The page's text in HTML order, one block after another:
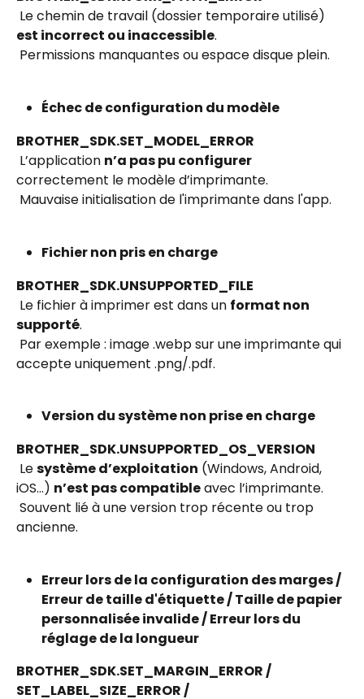
Le chemin de travail (dossier temporaire utilisé)
est incorrect ou inaccessible.
Permissions manquantes ou espace disque plein.
Échec de configuration du modèle
BROTHER_SDK.SET_MODEL_ERROR
L’application n’a pas pu configurer
correctement le modèle d’imprimante.
Mauvaise initialisation de l'imprimante dans l'app.
Fichier non pris en charge
BROTHER_SDK.UNSUPPORTED_FILE
Le fichier à imprimer est dans un format non
supporté.
accepte uniquement .png/.pdf.
Version du système non prise en charge
BROTHER_SDK.UNSUPPORTED_OS_VERSION
Le système d’exploitation (Windows, Android,
iOS...) n’est pas compatible avec l’imprimante.
ancienne.
Erreur lors de la configuration des marges /
Erreur de taille d'étiquette / Taille de papier
personnalisée invalide / Erreur lors du
réglage de la longueur
BROTHER_SDK.SET_MARGIN_ERROR /
SET_LABEL_SIZE_ERROR /